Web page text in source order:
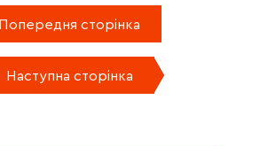
Попередня сторінка
Наступна сторінка